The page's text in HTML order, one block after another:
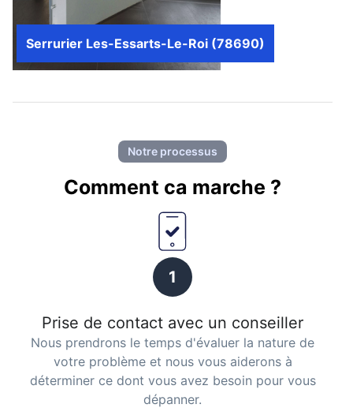
Serrurier Les-Essarts-Le-Roi (78690)
Notre processus
Comment ca marche ?
1
Prise de contact avec un conseiller
Nous prendrons le temps d'évaluer la nature de
votre problème et nous vous aiderons à
déterminer ce dont vous avez besoin pour vous
dépanner.